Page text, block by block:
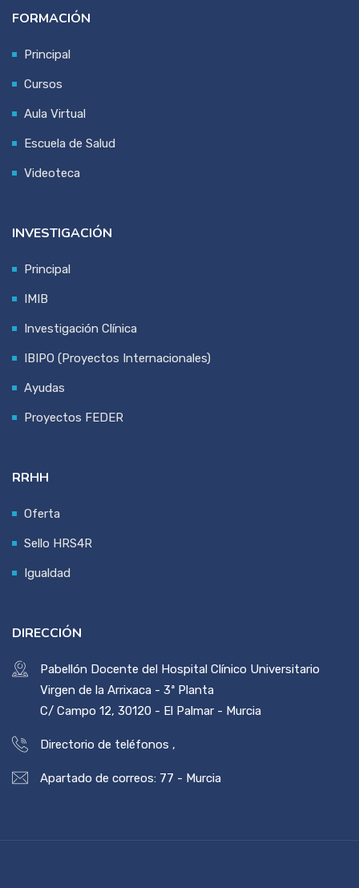
FORMACIÓN
Principal
Cursos
Aula Virtual
Escuela de Salud
Videoteca
INVESTIGACIÓN
Principal
IMIB
Investigación Clínica
IBIPO (Proyectos Internacionales)
Ayudas
Proyectos FEDER
RRHH
Oferta
Sello HRS4R
Igualdad
DIRECCIÓN
Pabellón Docente del Hospital Clínico Universitario
Virgen de la Arrixaca - 3ª Planta
C/ Campo 12, 30120 - El Palmar - Murcia
Directorio de teléfonos ,
Apartado de correos: 77 - Murcia